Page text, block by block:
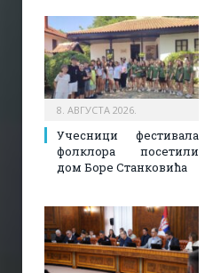
8. АВГУСТА 2026.
Учесници фестивала
фолклора посетили
дом Боре Станковића